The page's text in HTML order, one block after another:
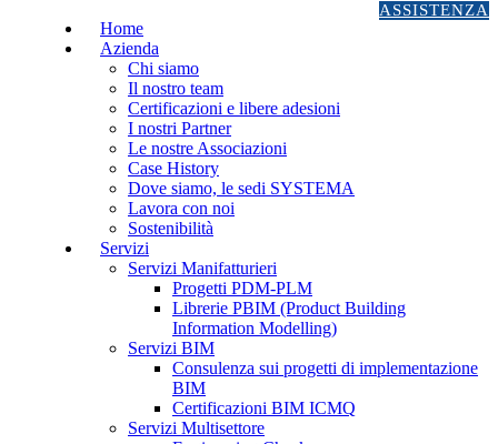
ASSISTENZA
Home
Azienda
Chi siamo
Il nostro team
Certificazioni e libere adesioni
I nostri Partner
Le nostre Associazioni
Case History
Dove siamo, le sedi SYSTEMA
Lavora con noi
Sostenibilità
Servizi
Servizi Manifatturieri
Progetti PDM-PLM
Librerie PBIM (Product Building
Information Modelling)
Servizi BIM
Consulenza sui progetti di implementazione
BIM
Certificazioni BIM ICMQ
Servizi Multisettore